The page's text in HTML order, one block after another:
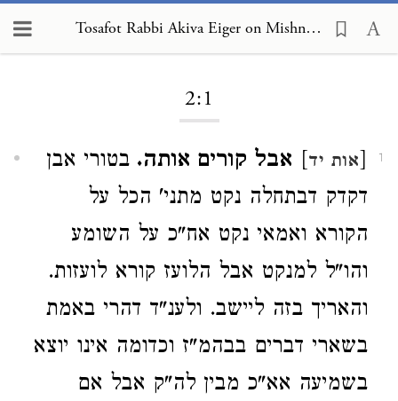
Tosafot Rabbi Akiva Eiger on Mishnah Megillah 2:1
2:1
1
[אות יד] אבל קורים אותה. בטורי אבן
דקדק דבתחלה נקט מתני' הכל על
הקורא ואמאי נקט אח"כ על השומע
והו"ל למנקט אבל הלועז קורא לועזות.
והאריך בזה ליישב. ולענ"ד דהרי באמת
בשארי דברים בבהמ"ז וכדומה אינו יוצא
בשמיעה אא"כ מבין לה"ק אבל אם